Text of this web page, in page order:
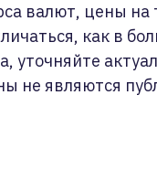
валют, цены на
как в
уточняйте
не являются